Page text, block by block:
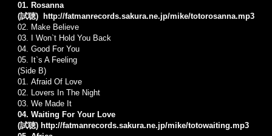
01. Rosanna
(試聴)
http://fatmanrecords.sakura.ne.jp/mike/totorosanna.mp3
02. Make Believe
03. I Won`t Hold You Back
04. Good For You
05. It`s A Feeling
(Side B)
01. Afraid Of Love
02. Lovers In The Night
03. We Made It
04. Waiting For Your Love
(試聴) http://fatmanrecords.sakura.ne.jp/mike/totowaiting.mp3